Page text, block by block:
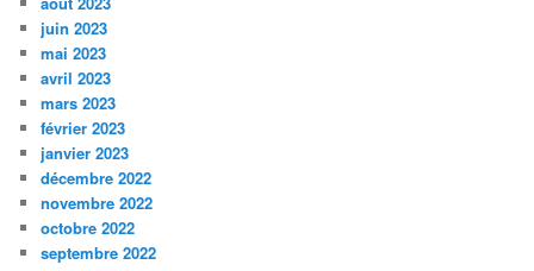
juin 2023
mai 2023
avril 2023
mars 2023
février 2023
janvier 2023
décembre 2022
novembre 2022
octobre 2022
septembre 2022